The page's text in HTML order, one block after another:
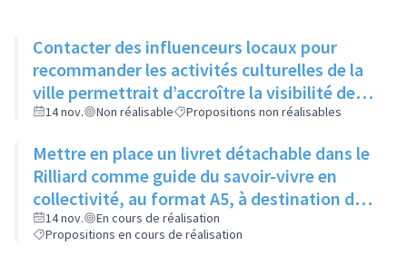
Contacter des influenceurs locaux pour
recommander les activités culturelles de la
ville permettrait d’accroître la visibilité des
évènements auprès des jeunes
14 nov. Non réalisable Propositions non réalisables
Mettre en place un livret détachable dans le
Rilliard comme guide du savoir-vivre en
collectivité, au format A5, à destination des
immeubles un mois puis des maisons le
mois suivant
14 nov.
En cours de réalisation
Propositions en cours de réalisation